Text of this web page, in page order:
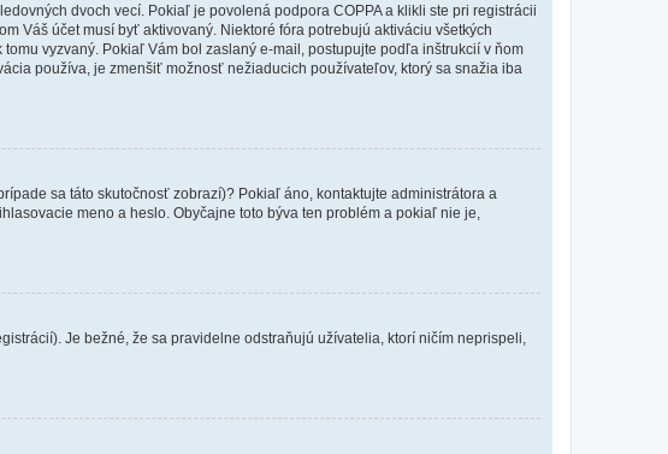
dvoch vecí. Pokiaľ je povolená podpora COPPA a klikli ste pri registrácii
Váš účet musí byť aktivovaný. Niektoré fóra potrebujú aktiváciu všetkých
vyzvaný. Pokiaľ Vám bol zaslaný e-mail, postupujte podľa inštrukcií v ňom
používa, je zmenšiť možnosť nežiaducich používateľov, ktorý sa snažia iba
sa táto skutočnosť zobrazí)? Pokiaľ áno, kontaktujte administrátora a
meno a heslo. Obyčajne toto býva ten problém a pokiaľ nie je,
Je bežné, že sa pravidelne odstraňujú užívatelia, ktorí ničím neprispeli,